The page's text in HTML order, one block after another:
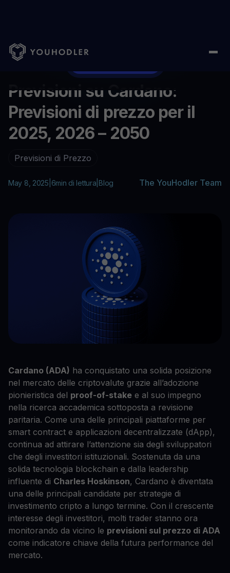
Home Aiuto /Previsioni su Cardano: Previsioni di prezzo per il
Previsioni su Cardano:
Previsioni di prezzo per il
2025, 2026 – 2050
Previsioni di Prezzo
May 8, 2025 6min di lettura Blog The YouHodler Team
Cardano (ADA) ha conquistato una solida posizione
nel mercato delle criptovalute grazie all’adozione
pionieristica del proof-of-stake e al suo impegno
nella ricerca accademica sottoposta a revisione
paritaria. Come una delle principali piattaforme per
smart contract e applicazioni decentralizzate (dApp),
continua ad attirare l’attenzione sia degli sviluppatori
che degli investitori istituzionali. Sostenuta da una
solida tecnologia blockchain e dalla leadership
influente di Charles Hoskinson, Cardano è diventata
una delle principali candidate per strategie di
investimento cripto a lungo termine. Con il crescente
interesse degli investitori, molti trader stanno ora
monitorando da vicino le previsioni sul prezzo di ADA
come indicatore chiave della futura performance del
mercato.